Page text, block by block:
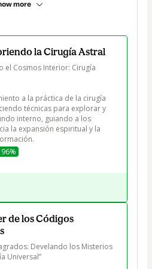
more
la Cirugía Astral
el Cosmos Interior: Cirugía
a la práctica de la cirugía
técnicas para explorar y
interno, guiando a los
la expansión espiritual y la
96%
de los Códigos
Develando los Misterios
Universal”